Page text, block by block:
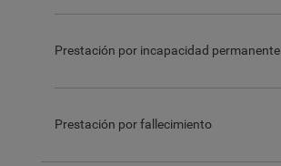
Prestación por incapacidad permanente
Prestación por fallecimiento